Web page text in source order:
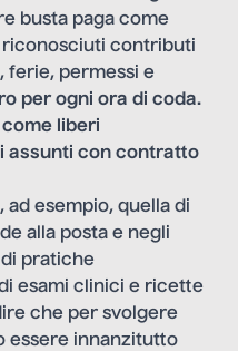
busta paga come
contributi
ferie, permessi e
per ogni ora di coda.
come liberi
assunti con contratto
ad esempio, quella di
alla posta e negli
pratiche
esami clinici e ricette
che per svolgere
essere innanzitutto